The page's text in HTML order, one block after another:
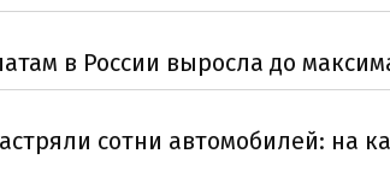
в России выросла до
сотни автомобилей: на